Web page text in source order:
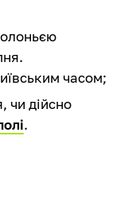
часом;
чи дійсно
.